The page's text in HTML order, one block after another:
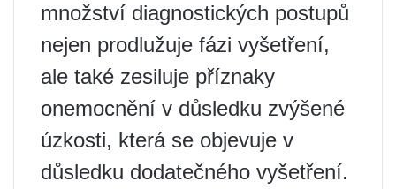
množství diagnostických postupů
nejen prodlužuje fázi vyšetření,
ale také zesiluje příznaky
onemocnění v důsledku zvýšené
úzkosti, která se objevuje v
důsledku dodatečného vyšetření.